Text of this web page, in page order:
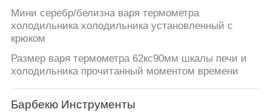
Мини серебр/белизна варя термометра
холодильника холодильника установленный с
крюком
Размер варя термометра 62кс90мм шкалы печи и
холодильника прочитанный моментом времени
Барбекю Инструменты